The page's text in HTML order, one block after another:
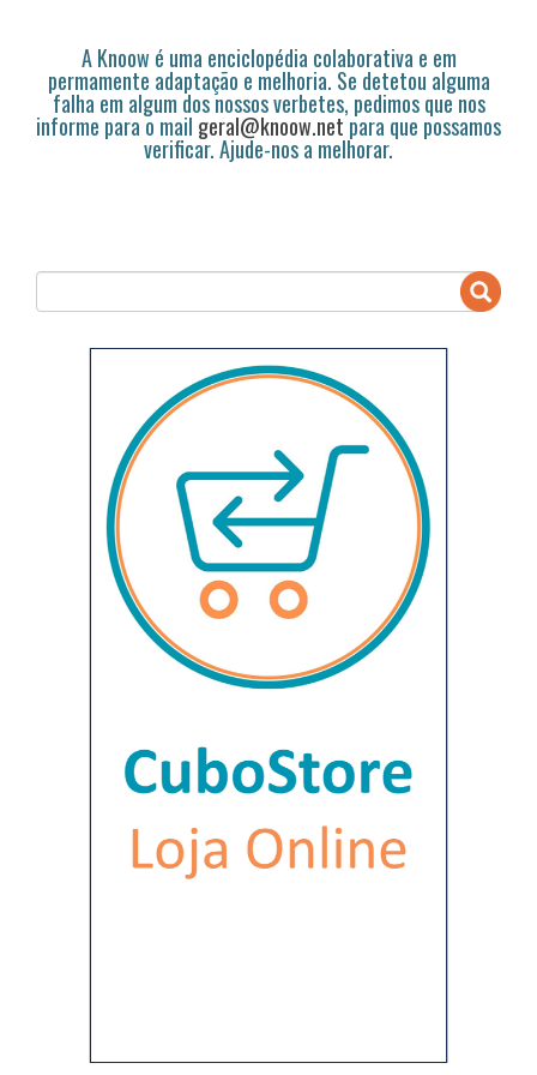
A Knoow é uma enciclopédia colaborativa e em
permamente adaptação e melhoria. Se detetou alguma
falha em algum dos nossos verbetes, pedimos que nos
informe para o mail geral@knoow.netpara que possamos
verificar. Ajude-nos a melhorar.